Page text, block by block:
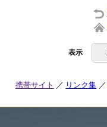
表示
携帯サイト リンク集